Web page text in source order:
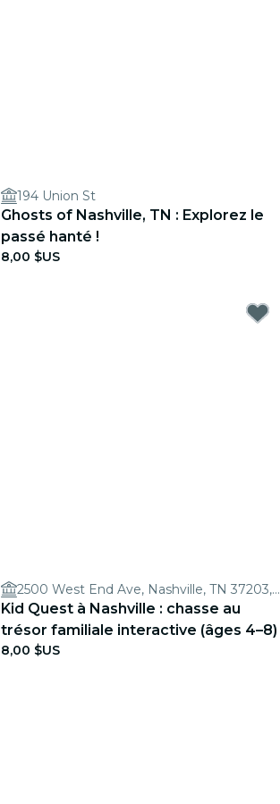
194 Union St
Ghosts of Nashville, TN : Explorez le
passé hanté !
8,00 $US
2500 West End Ave, Nashville, TN 37203, USA
Kid Quest à Nashville : chasse au
trésor familiale interactive (âges 4–8)
8,00 $US